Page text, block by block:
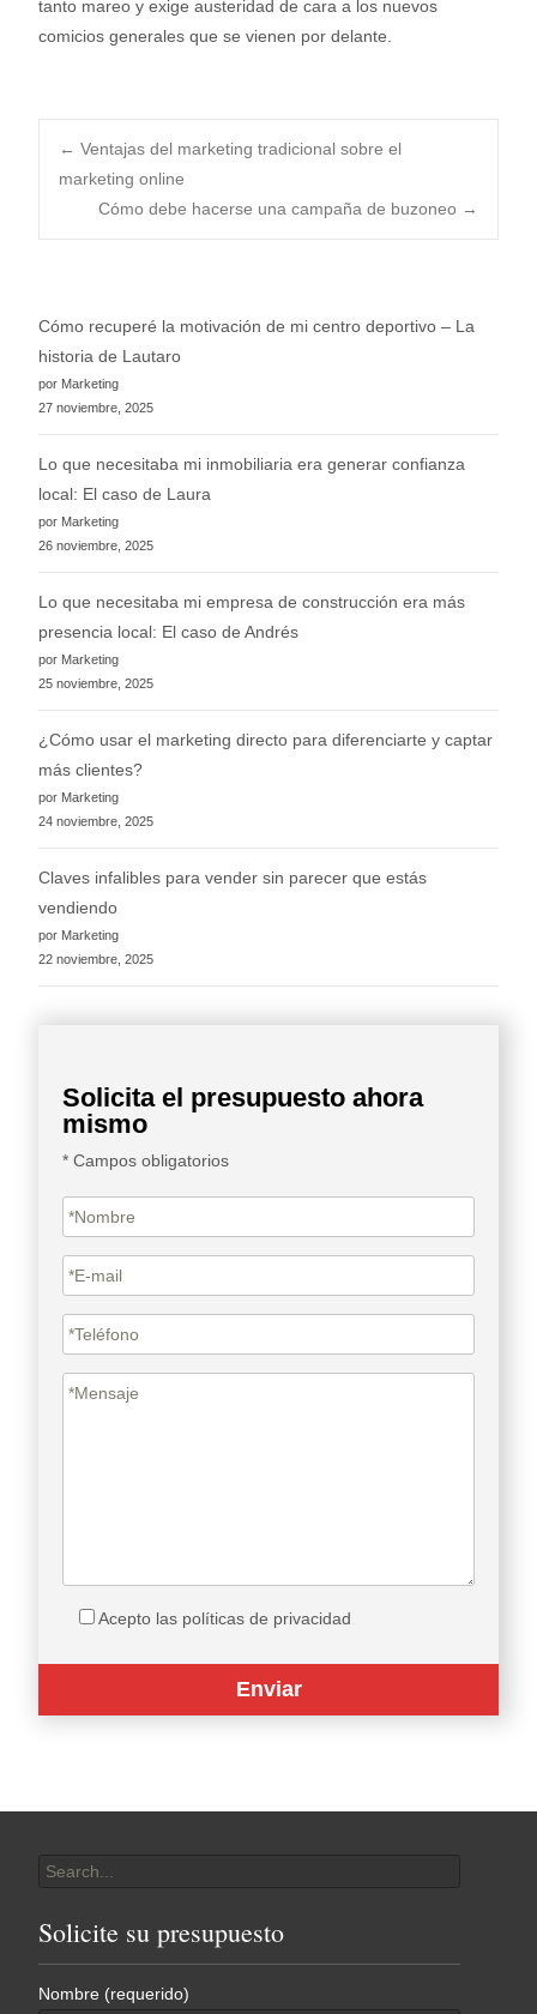
tanto mareo y exige austeridad de cara a los nuevos
comicios generales que se vienen por delante.
Post
navigation
← Ventajas del marketing tradicional sobre el
marketing online
Cómo debe hacerse una campaña de buzoneo →
Cómo recuperé la motivación de mi centro deportivo – La
historia de Lautaro
por Marketing
27 noviembre, 2025
Lo que necesitaba mi inmobiliaria era generar confianza
local: El caso de Laura
por Marketing
26 noviembre, 2025
Lo que necesitaba mi empresa de construcción era más
presencia local: El caso de Andrés
por Marketing
25 noviembre, 2025
¿Cómo usar el marketing directo para diferenciarte y captar
más clientes?
por Marketing
24 noviembre, 2025
Claves infalibles para vender sin parecer que estás
vendiendo
por Marketing
22 noviembre, 2025
Acepto las políticas de privacidad
for:
Solicite su presupuesto
Nombre (requerido)